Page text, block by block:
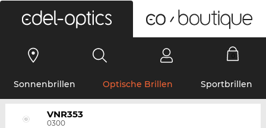
Sonnenbrillen Optische Brillen Sportbrillen
VNR353
0300